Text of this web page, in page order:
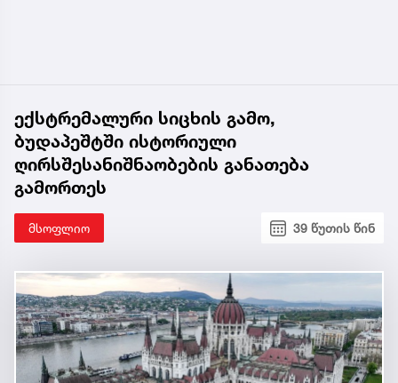
ექსტრემალური სიცხის გამო,
ბუდაპეშტში ისტორიული
ღირსშესანიშნაობების განათება
გამორთეს
მსოფლიო 39 წუთის წინ